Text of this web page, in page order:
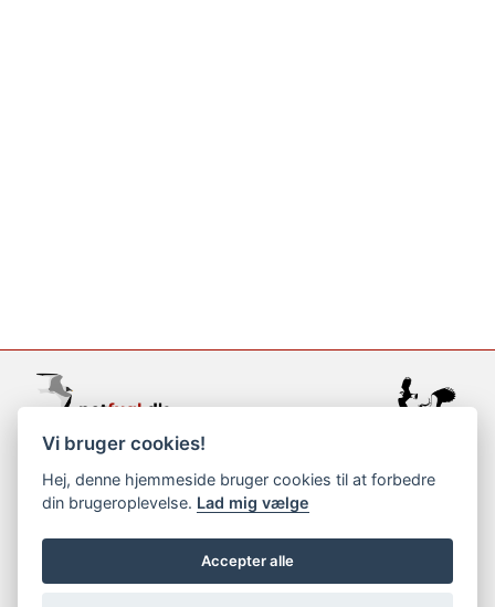
support@netfugl.dk
copyright © 2002-2023
Vi bruger cookies!
Hej, denne hjemmeside bruger cookies til at forbedre
din brugeroplevelse. Lad mig vælge
Accepter alle